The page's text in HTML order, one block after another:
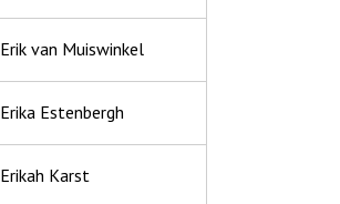
Erik van Muiswinkel
Erika Estenbergh
Erikah Karst